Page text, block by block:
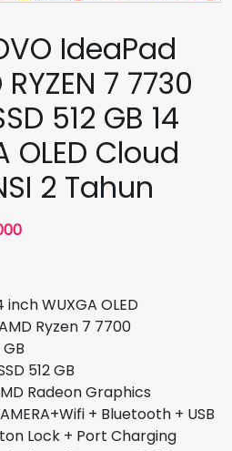
IdeaPad
7 7730
512 GB 14
OLED Cloud
2 Tahun
Harga
adalah:
Rp12.350.000.
WUXGA OLED
Ryzen 7 7700
GB
Graphics
+ Bluetooth + USB
Lock + Port Charging